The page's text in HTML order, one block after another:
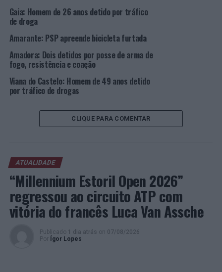
Já no dia 13 de abril, pelas 11h15, no Bairro do Viso –
Porto, deteve 01 homem, de 21 anos de idade e residente
na Trofa, apreendendo Haxixe suficiente para cerca de
65 doses individuais.
Os detidos foram presentes junto das Autoridades
Judiciárias.
PRÓXIMO
PSP de Coimbra identifica autor de roubos por esticão
NÃO PERCA
Coimbra: PSP cumpre mandado de internamento
compulsivo
Gaia: Homem de 26 anos detido por tráfico
de droga
Amarante: PSP apreende bicicleta furtada
Amadora: Dois detidos por posse de arma de
fogo, resistência e coação
Viana do Castelo: Homem de 49 anos detido
por tráfico de drogas
CLIQUE PARA COMENTAR
ATUALIDADE
“Millennium Estoril Open 2026”
regressou ao circuito ATP com
vitória do francês Luca Van Assche
Publicado 1 dia atrás on 07/08/2026
Por
Ígor Lopes